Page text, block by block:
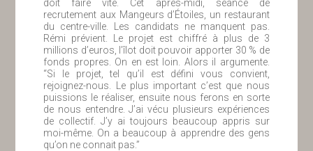
doit faire vite. Cet après-midi, séance de
recrutement aux Mangeurs d’Étoiles, un restaurant
du centre-ville. Les candidats ne manquent pas.
Rémi prévient. Le projet est chiffré à plus de 3
millions d’euros, l’îlot doit pouvoir apporter 30 % de
fonds propres. On en est loin. Alors il argumente.
“Si le projet, tel qu’il est défini vous convient,
rejoignez-nous. Le plus important c’est que nous
puissions le réaliser, ensuite nous ferons en sorte
de nous entendre. J’ai vécu plusieurs expériences
de collectif. J’y ai toujours beaucoup appris sur
moi-même. On a beaucoup à apprendre des gens
qu’on ne connait pas.”